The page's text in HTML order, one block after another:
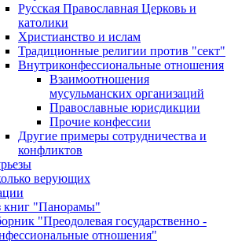
Русская Православная Церковь и
католики
Христианство и ислам
Традиционные религии против "сект"
Внутриконфессиональные отношения
Взаимоотношения
мусульманских организаций
Православные юрисдикции
Прочие конфессии
Другие примеры сотрудничества и
конфликтов
верующих
книг "Панорамы"
"Преодолевая государственно -
отношения"